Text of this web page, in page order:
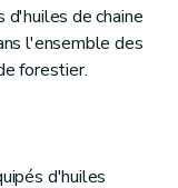
d'huiles de chaine
l'ensemble des
forestier.
d'huiles